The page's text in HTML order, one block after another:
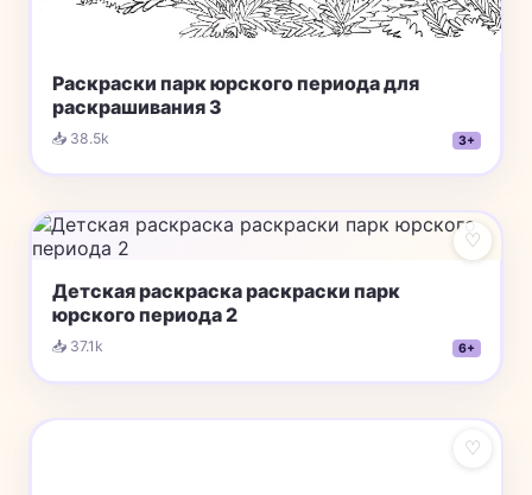
Раскраски парк юрского периода для
раскрашивания 3
📥 38.5k 3+
♡
Детская раскраска раскраски парк
юрского периода 2
📥 37.1k 6+
♡